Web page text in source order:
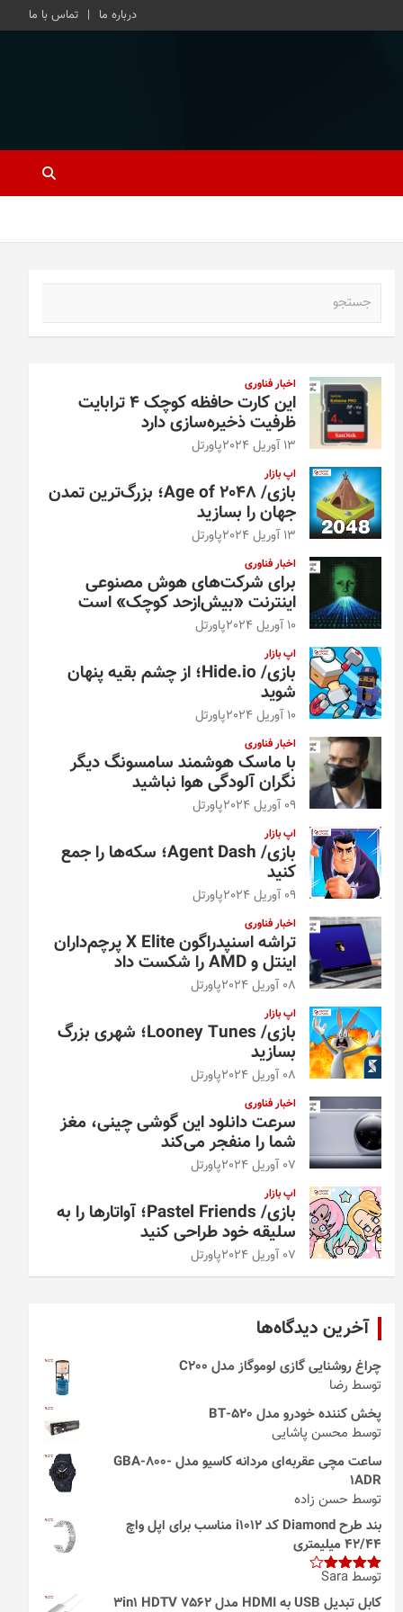
درباره ما تماس با ما
اخبار فناوری
این کارت حافظه کوچک ۴ ترابایت
ظرفیت ذخیره‌سازی دارد
13 آوریل 2024 پاورتل
اپ بازار
بازی/ Age of 2048؛ بزرگ‌ترین تمدن
جهان را بسازید
13 آوریل 2024 پاورتل
اخبار فناوری
برای شرکت‌های هوش مصنوعی
اینترنت «بیش‌از‌حد کوچک» است
10 آوریل 2024 پاورتل
اپ بازار
بازی/ Hide.io؛ از چشم بقیه پنهان
شوید
10 آوریل 2024 پاورتل
اخبار فناوری
با ماسک هوشمند سامسونگ دیگر
نگران آلودگی هوا نباشید
09 آوریل 2024 پاورتل
اپ بازار
بازی/ Agent Dash؛ سکه‌ها را جمع
کنید
09 آوریل 2024 پاورتل
اخبار فناوری
تراشه اسنپدراگون X Elite پرچم‌داران
اینتل و AMD را شکست داد
08 آوریل 2024 پاورتل
اپ بازار
بازی/ Looney Tunes؛ شهری بزرگ
بسازید
08 آوریل 2024 پاورتل
اخبار فناوری
سرعت دانلود این گوشی چینی، مغز
شما را منفجر می‌کند
07 آوریل 2024 پاورتل
اپ بازار
بازی/ Pastel Friends؛ آواتارها را به
سلیقه خود طراحی کنید
07 آوریل 2024 پاورتل
آخرین دیدگاه‌ها
چراغ روشنایی گازی لوموگاز مدل C200
توسط رضا
پخش کننده خودرو مدل 520-BT
توسط محسن پاشایی
ساعت مچی عقربه‌ای مردانه کاسیو مدل GBA-800-
1ADR
توسط حسن زاده
بند طرح Diamond کد i1012 مناسب برای اپل واچ
42/44 میلیمتری
امتیاز4
از 5
توسط Sara
کابل تبدیل USB به HDMI مدل 3in1 HDTV 7562